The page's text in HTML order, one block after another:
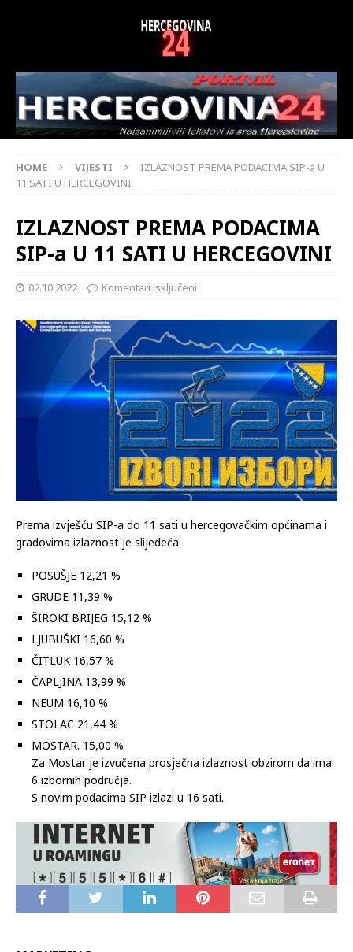
HOME VIJESTI
IZLAZNOST PREMA PODACIMA SIP-a U
11 SATI U HERCEGOVINI
IZLAZNOST PREMA PODACIMA
SIP-a U 11 SATI U HERCEGOVINI
02.10.2022 Komentari isključeni
Prema izvješću SIP-a do 11 sati u hercegovačkim općinama i
gradovima izlaznost je slijedeća:
POSUŠJE 12,21 %
GRUDE 11,39 %
ŠIROKI BRIJEG 15,12 %
LJUBUŠKI 16,60 %
ČITLUK 16,57 %
ČAPLJINA 13,99 %
NEUM 16,10 %
STOLAC 21,44 %
MOSTAR. 15,00 %
Za Mostar je izvučena prosječna izlaznost obzirom da ima
6 izbornih područja.
S novim podacima SIP izlazi u 16 sati.